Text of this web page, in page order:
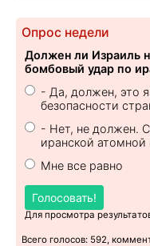
Опрос недели
Должен ли Израиль
бомбовый удар по
- Да, должен, это
безопасности
- Нет, не должен.
иранской
Мне все равно
Голосовать!
Для просмотра
Всего голосов: 592,